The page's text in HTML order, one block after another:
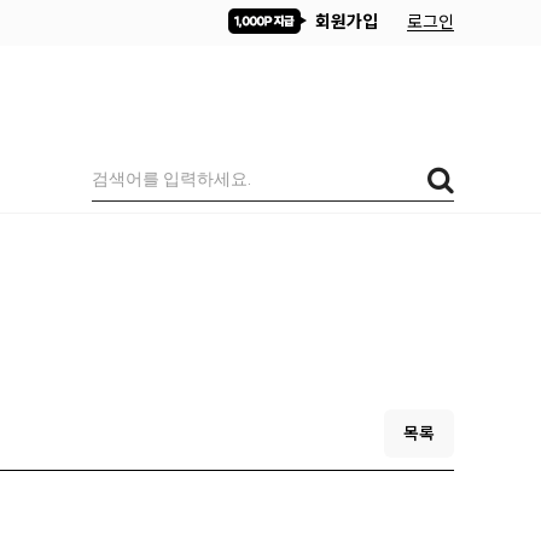
회원가입 로그인
목록